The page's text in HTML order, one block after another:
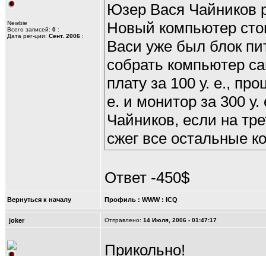
Newbie
Всего записей: 0 :
Дата рег-ции: Сент. 2006 :
Юзер Вася Чайников
Новый компьютер
Васи уже был блок
собрать компьютер
плату за 100 у. е.,
е. и монитор за 300
Чайников, если на
сжег все остальные
Ответ -450$
Вернуться к началу Профиль : WWW: ICQ
joker Отправлено: 14 Июля, 2006 - 01:47:17
Прикольно!